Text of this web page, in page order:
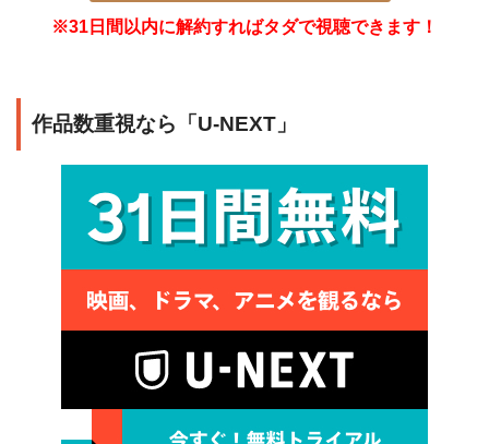
※31日間以内に解約すればタダで視聴できます！
作品数重視なら「U-NEXT」